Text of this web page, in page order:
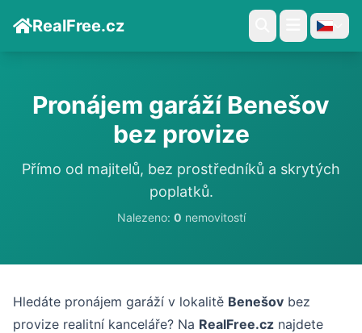
RealFree.cz
Pronájem garáží Benešov
bez provize
Přímo od majitelů, bez prostředníků a skrytých
poplatků.
Nalezeno: 0 nemovitostí
Hledáte pronájem garáží v lokalitě Benešov bez
provize realitní kanceláře? Na RealFree.cz najdete